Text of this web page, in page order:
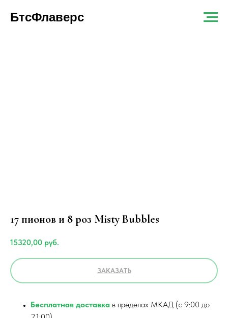
БтсФлаверс
17 пионов и 8 роз Misty Bubbles
15320,00 руб.
ЗАКАЗАТЬ
Бесплатная доставка в пределах МКАД (с 9:00 до